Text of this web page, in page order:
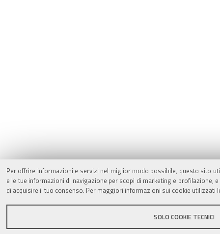
Per offrire informazioni e servizi nel miglior modo possibile, questo sito
e le tue informazioni di navigazione per scopi di marketing e
di acquisire il tuo consenso. Per maggiori informazioni sui cookie utilizzati
SOLO COOKIE TECNICI